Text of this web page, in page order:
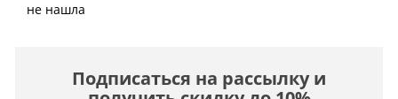
не нашла
Подписаться на рассылку и